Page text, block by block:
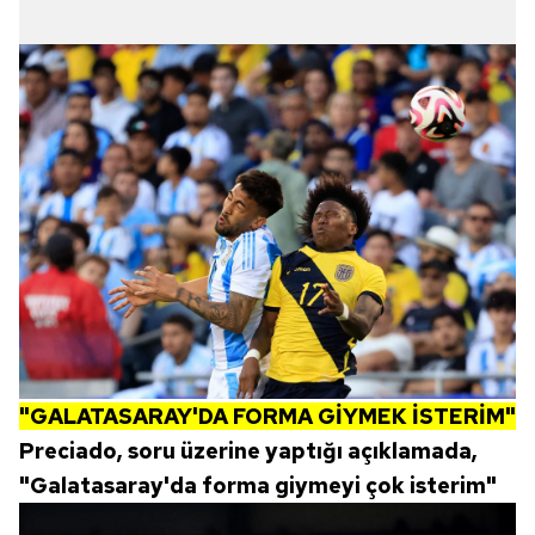
için Ayarlar butonuna tıklayabilir,Çerez Bilgilendirme
Metnimiziziyaret edebilirsiniz.
6698 sayılı Kişisel Verilerin Korunması Kanunu uyarınca
hazırlanmış Aydınlatma Metnimizi okumak ve sitemizde
ilgili mevzuata uygun olarak kullanılan çerezlerle ilgili bilgi
almak için lütfentıklayınız.
"GALATASARAY'DA FORMA GİYMEK İSTERİM"
Preciado, soru üzerine yaptığı açıklamada,
"Galatasaray'da forma giymeyi çok isterim"